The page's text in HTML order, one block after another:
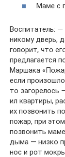
Маме с
Воспитатель:
никому дверь,
говорит, что
предлагается
Маршака
если
то загорелось
ил квартиры,
их позвонить
пожар, при
позвонить
дыма — низко
нос и рот